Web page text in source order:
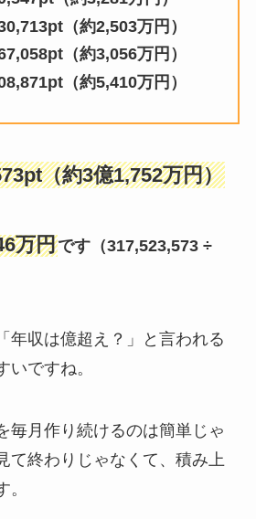
（約2,503万円）
（約3,056万円）
（約5,410万円）
（約3億1,752万円）
万円です（317,523,573 ÷
年収は億超え？」と言われる
いですね。
毎月作り続けるのは簡単じゃ
て終わりじゃなくて、積み上